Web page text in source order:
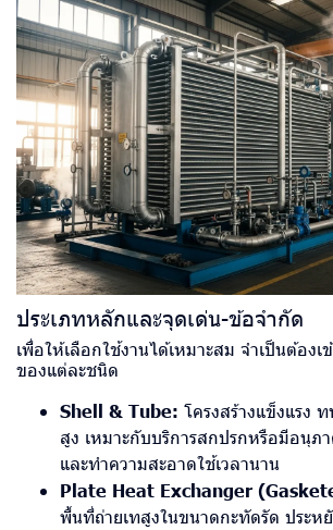
ประเภทหลักและจุดเด่น-ข้อจำกัด
เพื่อให้เลือกใช้งานได้เหมาะสม จำเป็นต้อง
ของแต่ละชนิด
Shell & Tube: โครงสร้างแข็งแรง
สูง เหมาะกับบริการสกปรกหรือมีอนุภ
และทำความสะอาดใช้เวลานาน
Plate Heat Exchanger
พื้นที่ถ่ายเทสูงในขนาดกะทัดรัด ประห